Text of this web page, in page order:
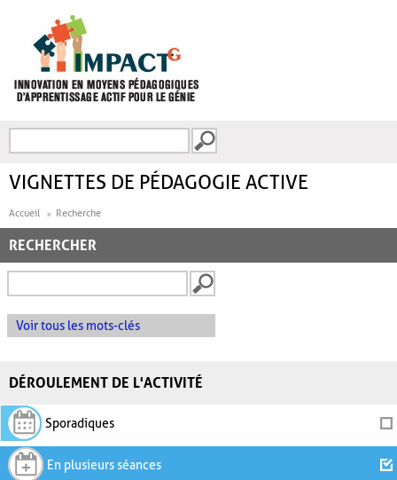
FORMULAIRE DE
VIGNETTES DE PÉDAGOGIE ACTIVE
Accueil Recherche
RECHERCHER
Voir tous les mots-clés
DÉROULEMENT DE L'ACTIVITÉ
Sporadiques
En plusieurs séances